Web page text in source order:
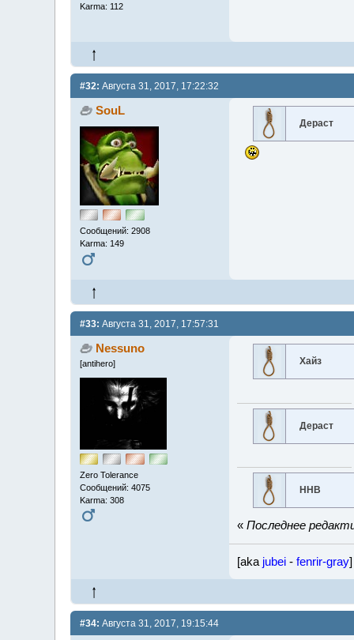
Karma: 112
#32: Августа 31, 2017, 17:22:32
SouL
Сообщений: 2908
Karma: 149
Дераст
#33: Августа 31, 2017, 17:57:31
Nessuno
[antihero]
Zero Tolerance
Сообщений: 4075
Karma: 308
Хайз
Дераст
ННВ
« Последнее
[aka jubei- fenrir-gray]
#34: Августа 31, 2017, 19:15:44